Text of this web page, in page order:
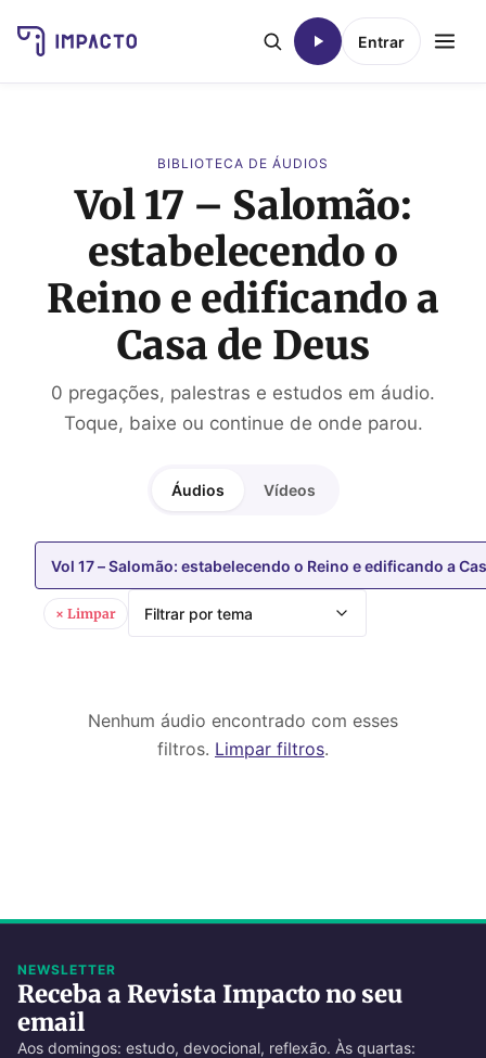
Entrar
BIBLIOTECA DE ÁUDIOS
Vol 17 – Salomão:
estabelecendo o
Reino e edificando a
Casa de Deus
0 pregações, palestras e estudos em áudio.
Toque, baixe ou continue de onde parou.
Áudios Vídeos
Vol 17 – Salomão: estabelecendo o Reino e edificando a
× Limpar Filtrar por tema
Nenhum áudio encontrado com esses
filtros. Limpar filtros.
NEWSLETTER
Receba a Revista Impacto no seu
email
Aos domingos: estudo, devocional, reflexão. Às quartas: